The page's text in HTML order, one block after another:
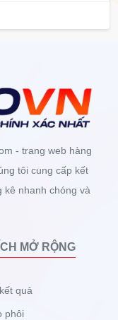
- trang web hàng
tôi cung cấp kết
kê nhanh chóng và
MỞ RỘNG
quả
phôi